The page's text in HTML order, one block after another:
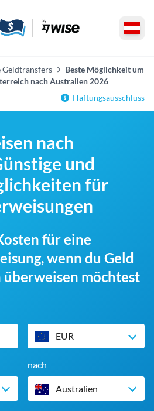
Beste Möglichkeit um
nach Australien 2026
Haftungsausschluss
nach
und
für
für eine
wenn du Geld
möchtest
EUR
nach
Australien